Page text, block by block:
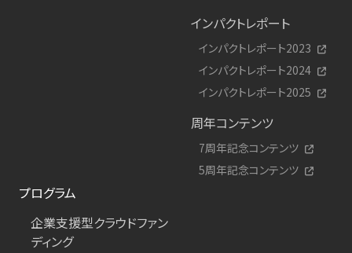
インパクトレポート
インパクトレポート2023
インパクトレポート2024
インパクトレポート2025
周年コンテンツ
7周年記念コンテンツ
5周年記念コンテンツ
プログラム
企業支援型クラウドファン
ディング